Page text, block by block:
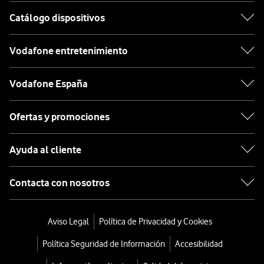
Catálogo dispositivos
Vodafone entretenimiento
Vodafone España
Ofertas y promociones
Ayuda al cliente
Contacta con nosotros
Aviso Legal Política de Privacidad y Cookies
Política Seguridad de Información Accesibilidad